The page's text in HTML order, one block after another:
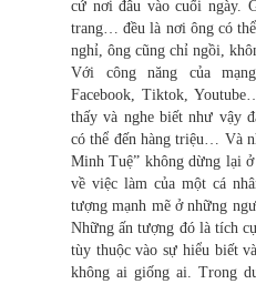
cứ nơi đâu vào cuối ngày.
trang… đều là nơi ông có
nghỉ, ông cũng chỉ ngồi,
Với công năng của
Facebook, Tiktok,
thấy và nghe biết như vậy
có thể đến hàng triệu… Và
Minh Tuệ” không dừng lại
về việc làm của một cá
tượng mạnh mẽ ở những
Những ấn tượng đó là tích
tùy thuộc vào sự hiểu biết
không ai giống ai. Trong